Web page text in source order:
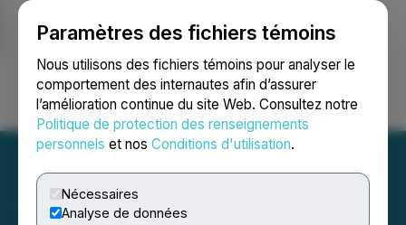
Paramètres des fichiers témoins
Nous utilisons des fichiers témoins pour analyser le
comportement des internautes afin d’assurer
l’amélioration continue du site Web. Consultez notre
Politique de protection des renseignements
personnels et nos Conditions d'utilisation.
Nécessaires
Analyse de données
Ouvrir une session Recherche English